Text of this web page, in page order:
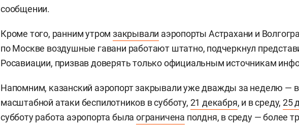
сообщении.
Кроме того, ранним утромзакрывали аэропорты Астрахани и
по Москве воздушные гавани работают штатно, подчеркнул
Росавиации, призвав доверять только официальным источникам
Напомним, казанский аэропорт закрывали уже дважды за неделю —
масштабной атаки беспилотников в субботу, 21 декабря, и в среду,25
субботу работа аэропорта былаограничена полдня, в среду — более